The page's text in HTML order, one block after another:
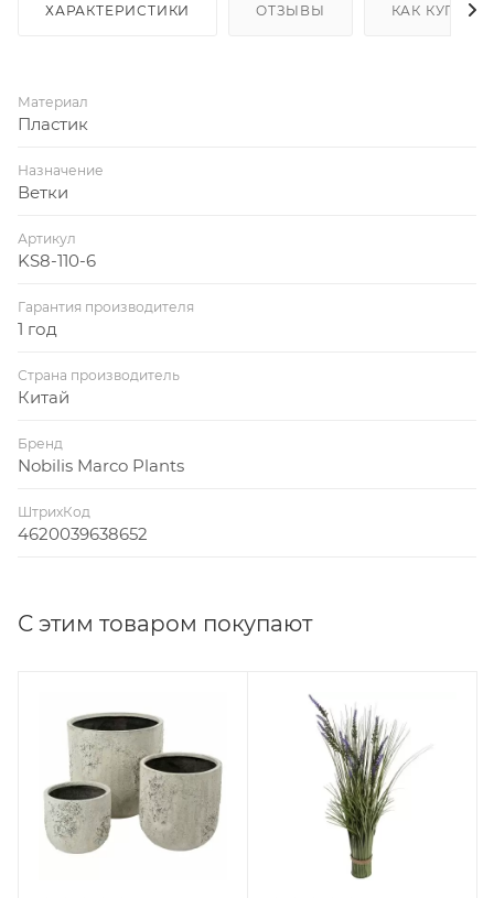
ХАРАКТЕРИСТИКИ ОТЗЫВЫ КАК КУПИТЬ
Материал
Пластик
Назначение
Ветки
Артикул
KS8-110-6
Гарантия производителя
1 год
Страна производитель
Китай
Бренд
Nobilis Marco Plants
ШтрихКод
4620039638652
С этим товаром покупают